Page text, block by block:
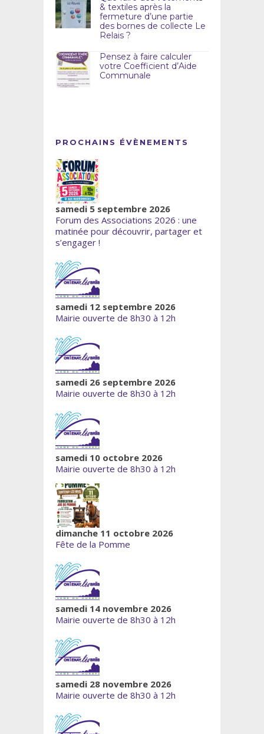
& textiles après la
fermeture d’une partie
des bornes de collecte Le
Relais ?
Pensez à faire calculer
votre Coefficient d’Aide
Communale
PROCHAINS ÉVÈNEMENTS
samedi 5 septembre 2026
Forum des Associations 2026 : une
matinée pour découvrir, partager et
s’engager !
samedi 12 septembre 2026
Mairie ouverte de 8h30 à 12h
samedi 26 septembre 2026
Mairie ouverte de 8h30 à 12h
samedi 10 octobre 2026
Mairie ouverte de 8h30 à 12h
dimanche 11 octobre 2026
Fête de la Pomme
samedi 14 novembre 2026
Mairie ouverte de 8h30 à 12h
samedi 28 novembre 2026
Mairie ouverte de 8h30 à 12h